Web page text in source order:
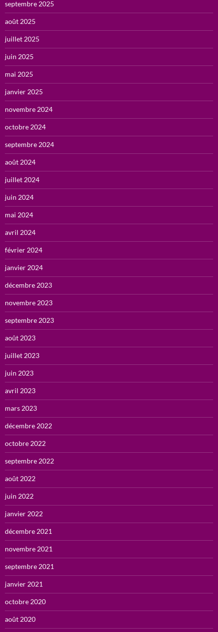
septembre 2025
août 2025
juillet 2025
juin 2025
mai 2025
janvier 2025
novembre 2024
octobre 2024
septembre 2024
août 2024
juillet 2024
juin 2024
mai 2024
avril 2024
février 2024
janvier 2024
décembre 2023
novembre 2023
septembre 2023
août 2023
juillet 2023
juin 2023
avril 2023
mars 2023
décembre 2022
octobre 2022
septembre 2022
août 2022
juin 2022
janvier 2022
décembre 2021
novembre 2021
septembre 2021
janvier 2021
octobre 2020
août 2020